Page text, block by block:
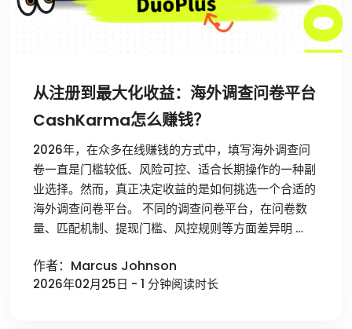
从注册到最大化收益：海外调查问卷平台
CashKarma怎么赚钱？
2026年，在众多在线赚钱的方式中，填写海外调查问
卷一直是门槛较低、风险可控、适合长期操作的一种副
业选择。然而，真正决定收益的是如何挑选一个合适的
海外调查问卷平台。 不同的调查问卷平台，在问卷数
量、匹配机制、提现门槛、风控规则等方面差异明 …
作者：Marcus Johnson
2026年02月25日 - 1 分钟阅读时长